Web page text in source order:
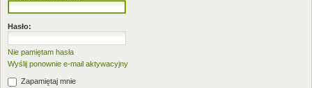
Hasło:
Nie pamiętam hasła
Wyślij ponownie e-mail aktywacyjny
Zapamiętaj mnie